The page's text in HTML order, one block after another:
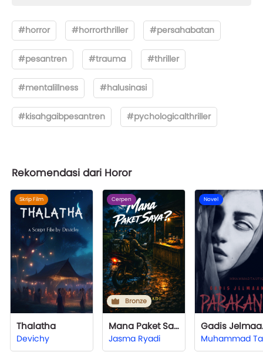
#horror #horrorthriller #persahabatan
#pesantren #trauma #thriller
#mentalillness #halusinasi
#kisahgaibpesantren #pychologicalthriller
Rekomendasi dari Horor
Skrip Film
Thalatha
Devichy
Cerpen
Bronze
Mana Paket Saya?
Jasma Ryadi
Novel